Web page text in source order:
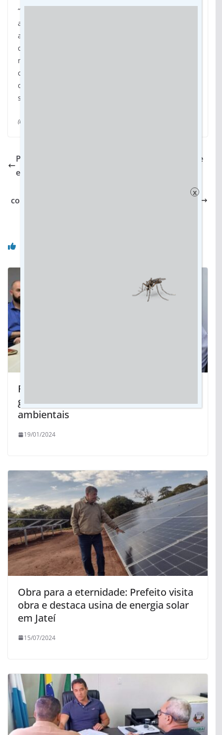
“Temos uma matriz energética hoje se baseando no
agro. O etanol é muito competitivo e de repente
agora surge também o milho. A celulose e a expansão
das florestas trouxeram um balanço de carbono
negativo. São práticas que mostram um agro de baixo
carbono. A mensagem é essa, que construímos um
caminho e estamos o seguindo para a
sustentabilidade”, conclui o governador.
(Da assessoria)
Parque das Nações: Vereador cobra ação urgente
em túnel para evitar alagamentos
Dia de Conscientização dos Direitos da Pessoa
com Deficiência reforça a inclusão e o combate ao
Rio Formoso: Governo de MS cria
grupo que vai propor soluções
ambientais
19/01/2024
Obra para a eternidade: Prefeito visita
obra e destaca usina de energia solar
em Jateí
15/07/2024
x